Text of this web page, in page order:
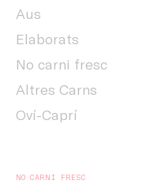
Aus
Elaborats
No carni fresc
Altres Carns
Oví-Caprí
NO CARNI FRESC